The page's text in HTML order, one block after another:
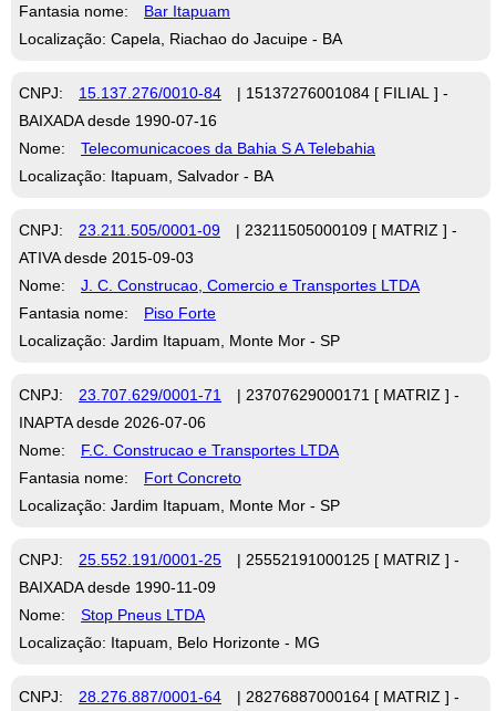
Fantasia nome:
Bar Itapuam
Localização: Capela, Riachao do Jacuipe - BA
CNPJ: 15.137.276/0010-84
| 15137276001084 [ FILIAL ] -
BAIXADA desde 1990-07-16
Nome:
Telecomunicacoes da Bahia S A Telebahia
Localização: Itapuam, Salvador - BA
CNPJ: 23.211.505/0001-09
| 23211505000109 [ MATRIZ ] -
ATIVA desde 2015-09-03
Nome:
J. C. Construcao, Comercio e Transportes LTDA
Fantasia nome:
Piso Forte
Localização: Jardim Itapuam, Monte Mor - SP
CNPJ: 23.707.629/0001-71
| 23707629000171 [ MATRIZ ] -
INAPTA desde 2026-07-06
Nome:
F.C. Construcao e Transportes LTDA
Fantasia nome:
Fort Concreto
Localização: Jardim Itapuam, Monte Mor - SP
CNPJ: 25.552.191/0001-25
| 25552191000125 [ MATRIZ ] -
BAIXADA desde 1990-11-09
Nome:
Stop Pneus LTDA
Localização: Itapuam, Belo Horizonte - MG
CNPJ: 28.276.887/0001-64
| 28276887000164 [ MATRIZ ] -